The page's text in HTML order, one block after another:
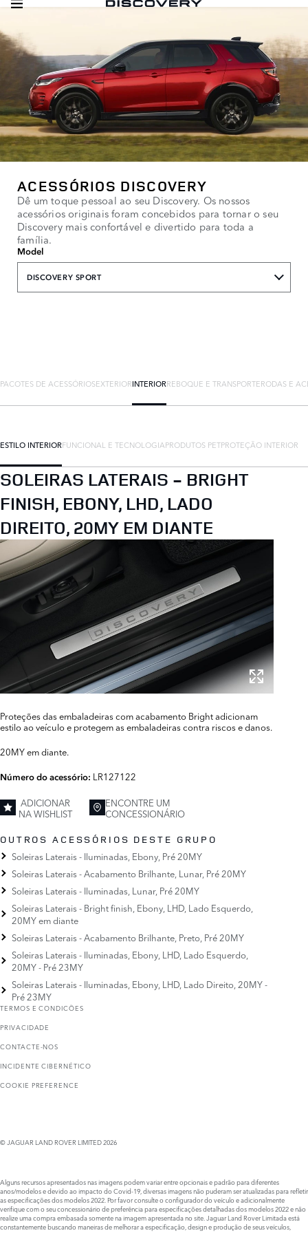
ACESSÓRIOS DISCOVERY
Dê um toque pessoal ao seu Discovery. Os nossos
acessórios originais foram concebidos para tornar o seu
Discovery mais confortável e divertido para toda a
família.
Model
DISCOVERY SPORT
PACOTES DE ACESSÓRIOSEXTERIORINTERIORREBOQUE E TRANSPORTERODAS E
ESTILO INTERIORFUNCIONAL E TECNOLOGIAPRODUTOS PETPROTEÇÃO INTERIOR
SOLEIRAS LATERAIS - BRIGHT
FINISH, EBONY, LHD, LADO
DIREITO, 20MY EM DIANTE
Proteções das embaladeiras com acabamento Bright adicionam
estilo ao veículo e protegem as embaladeiras contra riscos e danos.
20MY em diante.
Número do acessório: LR127122
ADICIONAR
NA WISHLIST
ENCONTRE UM
CONCESSIONÁRIO
OUTROS ACESSÓRIOS DESTE GRUPO
Soleiras Laterais - Iluminadas, Ebony, Pré 20MY
Soleiras Laterais - Acabamento Brilhante, Lunar, Pré 20MY
Soleiras Laterais - Iluminadas, Lunar, Pré 20MY
Soleiras Laterais - Bright finish, Ebony, LHD, Lado Esquerdo,
20MY em diante
Soleiras Laterais - Acabamento Brilhante, Preto, Pré 20MY
Soleiras Laterais - Iluminadas, Ebony, LHD, Lado Esquerdo,
20MY - Pré 23MY
Soleiras Laterais - Iluminadas, Ebony, LHD, Lado Direito, 20MY -
Pré 23MY
TERMOS E CONDICÕES
PRIVACIDADE
CONTACTE-NOS
INCIDENTE CIBERNÉTICO
COOKIE PREFERENCE
© JAGUAR LAND ROVER LIMITED 2026
Alguns recursos apresentados nas imagens podem variar entre opcionais e padrão para diferentes
anos/modelos e devido ao impacto do Covid-19, diversas imagens não puderam ser atualizadas para refletir
as especificações dos modelos 2022. Por favor consulte o configurador do veículo e adicionalmente
verifique com o seu concessionário de preferência para especificações detalhadas dos modelos 2022 e não
realize uma compra embasada somente na imagem apresentada no site. Jaguar Land Rover Limitada está
constantemente buscando maneiras de melhorar a especificação, design e produção de seus veículos,